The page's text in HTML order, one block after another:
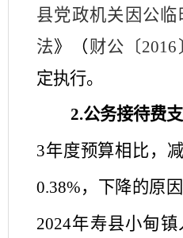
县党政机关因公
法》（ 财公〔2016
定执行。
2.公务接待费
3年度预算相比，
0.38%，下降的原
2024年寿县小甸镇